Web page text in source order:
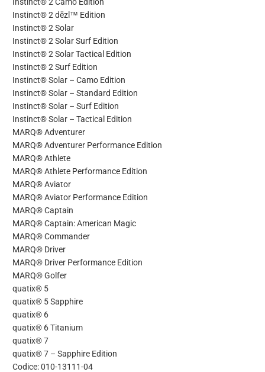
Instinct® 2 dēzl™ Edition
Instinct® 2 Solar
Instinct® 2 Solar Surf Edition
Instinct® 2 Solar Tactical Edition
Instinct® 2 Surf Edition
Instinct® Solar – Camo Edition
Instinct® Solar – Standard Edition
Instinct® Solar – Surf Edition
Instinct® Solar – Tactical Edition
MARQ® Adventurer
MARQ® Adventurer Performance Edition
MARQ® Athlete
MARQ® Athlete Performance Edition
MARQ® Aviator
MARQ® Aviator Performance Edition
MARQ® Captain
MARQ® Captain: American Magic
MARQ® Commander
MARQ® Driver
MARQ® Driver Performance Edition
MARQ® Golfer
quatix® 5
quatix® 5 Sapphire
quatix® 6
quatix® 6 Titanium
quatix® 7
quatix® 7 – Sapphire Edition
Codice: 010-13111-04